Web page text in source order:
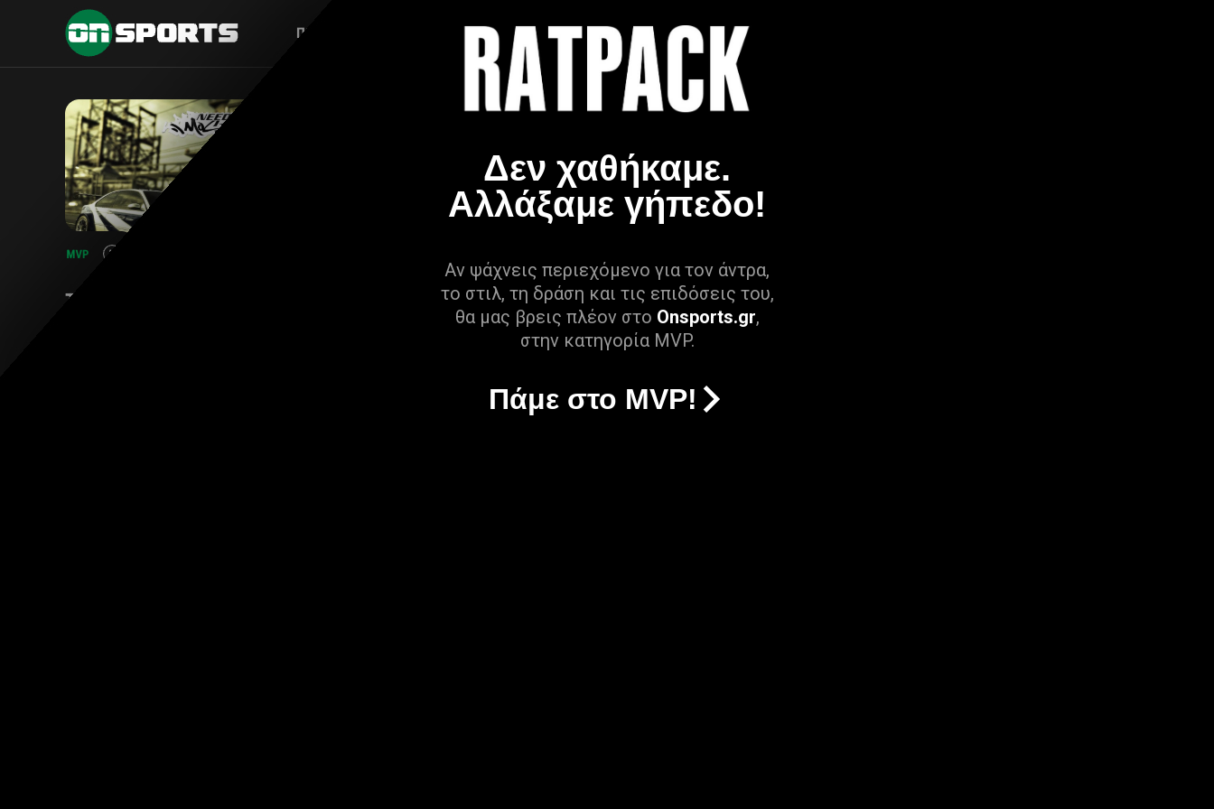
Δεν χαθήκαμε.
Αλλάξαμε γήπεδο!
Αν ψάχνεις περιεχόμενο για τον άντρα,
το στιλ, τη δράση και τις επιδόσεις του,
θα μας βρεις πλέον στο Onsports.gr,
στην κατηγορία MVP.
Πάμε στο MVP!